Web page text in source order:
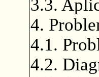
3.3.
4.
4.1.
4.2.